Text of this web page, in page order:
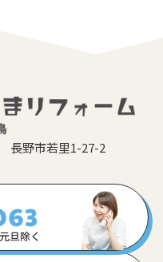
長野市若里1-27-2
旦除く